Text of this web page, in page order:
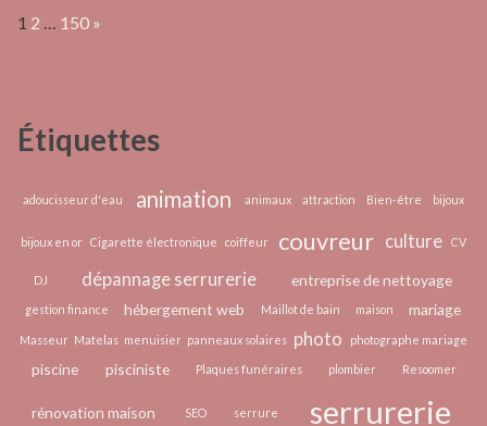
Affûtage
Page:
1 2 … 150 Next
»
Étiquettes
adoucisseur d'eau animation animaux attraction Bien-être bijoux
bijoux en or Cigarette électronique coiffeur couvreur culture CV
DJ dépannage serrurerie entreprise de nettoyage
gestion finance hébergement web Maillot de bain maison mariage
Masseur Matelas menuisier panneaux solaires photo photographe mariage
piscine pisciniste Plaques funéraires plombier Resoomer
rénovation maison SEO serrure serrurerie